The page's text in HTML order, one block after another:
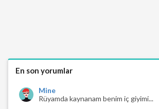
En son yorumlar
Mine
Rüyamda kaynanam benim iç giyimi...